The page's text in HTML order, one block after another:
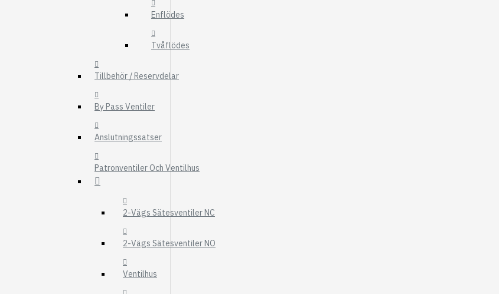
FILTER
BRÄNSLEFILTER
Enflödes
Tvåflödes
Tillbehör / Reservdelar
By Pass Ventiler
Anslutningssatser
Patronventiler Och Ventilhus
2-Vägs Sätesventiler NC
2-Vägs Sätesventiler NO
Ventilhus